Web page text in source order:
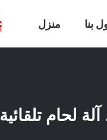
منزل بنا
آلة لحام تلقائية